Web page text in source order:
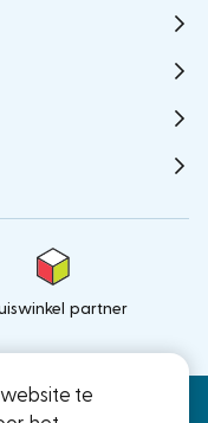
website te
partner